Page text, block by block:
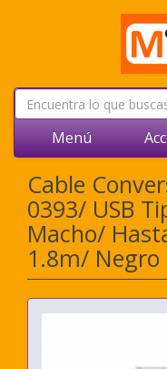
Menú
Cable
0393/ USB
Macho/
1.8m/ Negro